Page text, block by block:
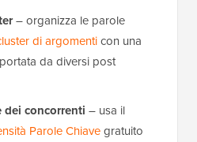
– organizza le parole
di argomenticon una
da diversi post
concorrenti – usa il
Parole Chiavegratuito